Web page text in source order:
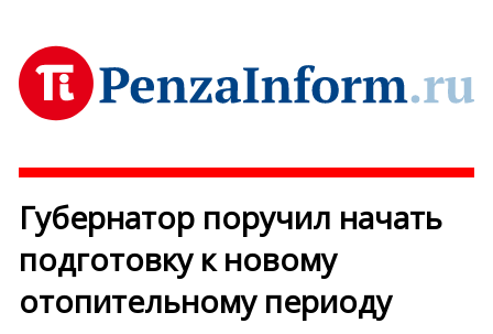
Губернатор поручил начать
подготовку к новому
отопительному периоду